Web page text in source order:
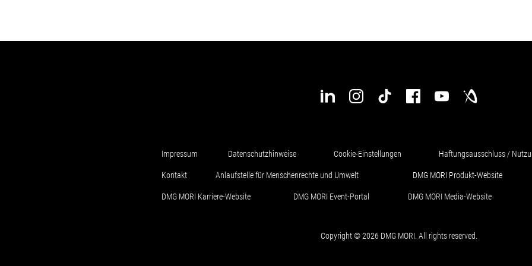
Impressum Datenschutzhinweise Cookie-Einstellungen Haftungsausschluss /
Kontakt Anlaufstelle für Menschenrechte und Umwelt DMG MORI Produkt-Website
DMG MORI Karriere-Website DMG MORI Event-Portal DMG MORI Media-Website
Copyright © 2026 DMG MORI. All rights reserved.